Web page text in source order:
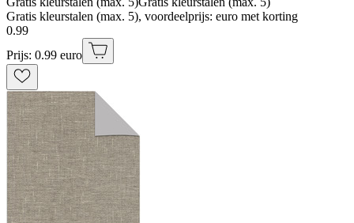
Gratis kleurstalen (max. 5), voordeelprijs: euro met korting
0.99
Prijs: 0.99 euro